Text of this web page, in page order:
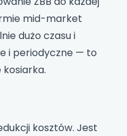
mid-market
dużo czasu i
i periodyczne — to
kosztów. Jest